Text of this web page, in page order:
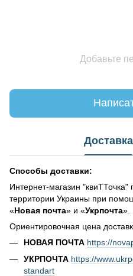
Добавьте
Доставка
Способы доставки:
Интернет-магазин "квиТТочка"
территории Украины при
«Новая почта» и «Укрпочта».
Ориентировочная цена
НОВАЯ ПОЧТА https://
УКРПОЧТА https://
standart